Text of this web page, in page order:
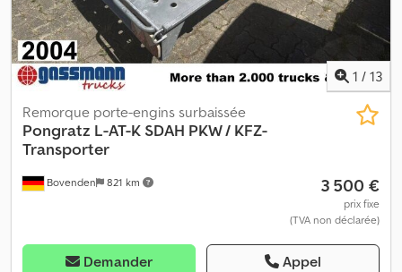
1 / 13
Bovenden 821 km
Remorque porte-engins surbaissée
Pongratz L-AT-K SDAH PKW / KFZ-
Transporter
3 500 €
prix fixe
(TVA non déclarée)
Demander Appel